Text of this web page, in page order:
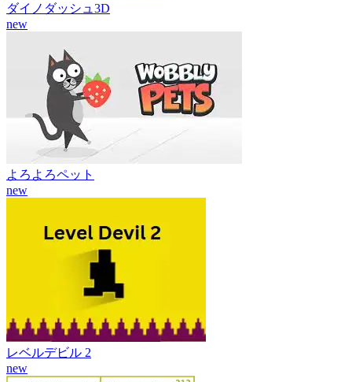
ダイノダッシュ3D
new
よろよろペット
new
レベルデビル 2
new